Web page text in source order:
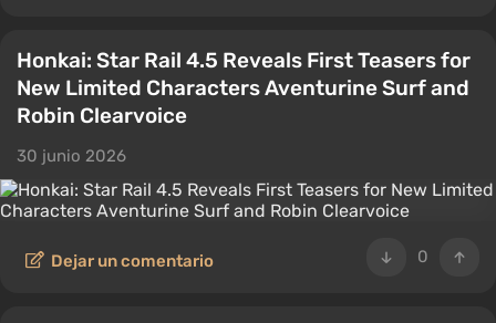
Honkai: Star Rail 4.5 Reveals First Teasers for
New Limited Characters Aventurine Surf and
Robin Clearvoice
30 junio 2026
0
Dejar un comentario